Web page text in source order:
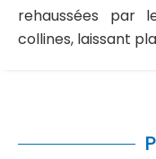
rehaussées par
collines, laissant